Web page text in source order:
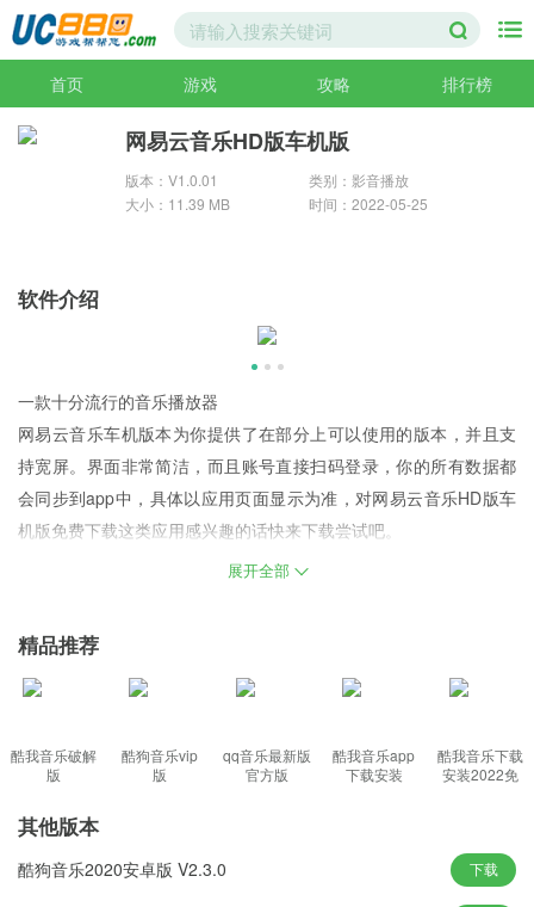
首页 游戏 攻略 排行榜
网易云音乐HD版车机版
版本：V1.0.01
类别：影音播放
大小：11.39 MB
时间：2022-05-25
软件介绍
一款十分流行的音乐播放器
网易云音乐车机版本为你提供了在部分上可以使用的版本，并且支
持宽屏。界面非常简洁，而且账号直接扫码登录，你的所有数据都
会同步到app中，具体以应用页面显示为准，对网易云音乐HD版车
机版免费下载这类应用感兴趣的话快来下载尝试吧。
2.一步轻松创建“播放列表”。分享音乐既简单又有趣。
3.多首歌曲免费试听，最新歌曲收视一目了然。
软件功能
歌很好听，就是不知道歌名，就是想不起来歌名了……配合听歌，
几秒就能找到歌名
展开全部
精品推荐
酷我音乐破解
版
酷狗音乐vip
版
qq音乐最新版
官方版
酷我音乐app
下载安装
酷我音乐下载
安装2022免
其他版本
酷狗音乐2020安卓版 V2.3.0 下载